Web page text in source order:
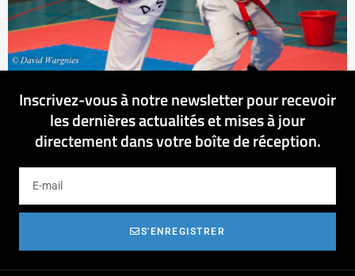
Inscrivez-vous à notre newsletter pour recevoir
les dernières actualités et mises à jour
directement dans votre boîte de réception.
S'ENREGISTRER